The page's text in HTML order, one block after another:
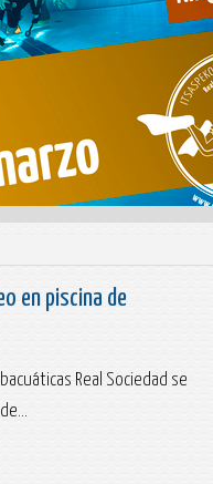
en piscina de
Real Sociedad se